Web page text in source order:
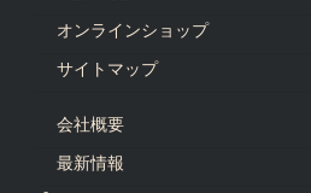
オンラインショップ
サイトマップ
会社概要
最新情報